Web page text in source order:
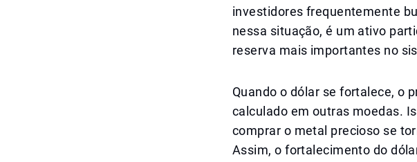
investidores frequentemente
nessa situação, é um ativo
reserva mais importantes no
Quando o dólar se fortalece, o
calculado em outras moedas.
comprar o metal precioso se
Assim, o fortalecimento do